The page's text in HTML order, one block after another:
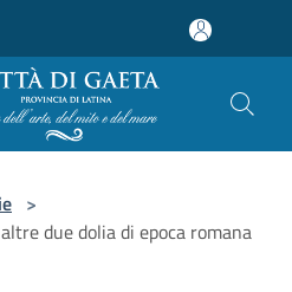
>
due dolia di epoca romana